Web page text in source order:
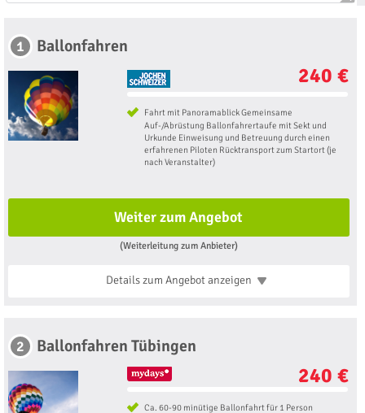
1 Ballonfahren
240 €
Fahrt mit Panoramablick Gemeinsame
Auf-/Abrüstung Ballonfahrertaufe mit Sekt und
Urkunde Einweisung und Betreuung durch einen
erfahrenen Piloten Rücktransport zum Startort (je
nach Veranstalter)
Weiter zum Angebot
(Weiterleitung zum Anbieter)
Details zum Angebotanzeigen
2 Ballonfahren Tübingen
240 €
Ca. 60-90 minütige Ballonfahrt für 1 Person